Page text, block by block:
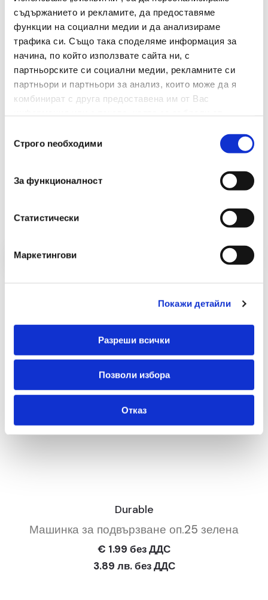
съдържанието и рекламите, да предоставяме
функции на социални медии и да анализираме
трафика си. Също така споделяме информация за
начина, по който използвате сайта ни, с
партньорските си социални медии, рекламните си
партньори и партньори за анализ, които може да я
комбинират с друга предоставена им от Вас
наСтрого nеобходими
За функционалност
Статистически
Маркетингови
Покажи детайли
Разреши всички
Позволи избора
Отказ
Материал Стомана
Материал На Дръжката Пластмаса
Брой В Опаковка
Durable
Машинка за подвързване оп.25 зелена
€ 1.99 без ДДС
3.89 лв. без ДДС